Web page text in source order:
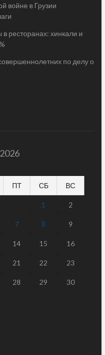
войне в Грузии
ресторанах: хинкали и
по делу о
ПТ СБ ВС
1 2
7 8 9
14 15 16
21 22 23
28 29 30